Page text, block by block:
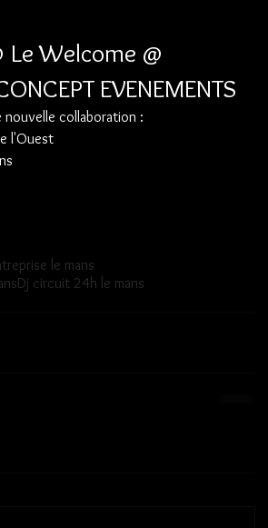
Le Welcome @
EVENEMENTS
nouvelle collaboration :
l'Ouest
le mans
Dj circuit 24h le mans